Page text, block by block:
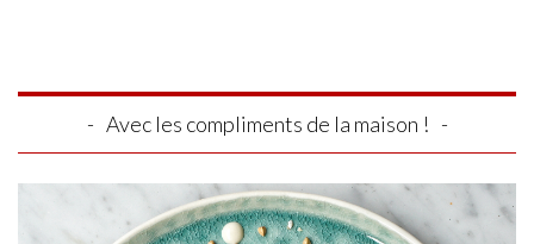
Avec les compliments de la maison !